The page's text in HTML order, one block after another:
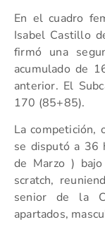
En el cuadro
Isabel Castillo
firmó una
acumulado de
anterior. El
170 (85+85).
La competición,
se disputó a 36
de Marzo )
scratch,
senior de la
apartados,